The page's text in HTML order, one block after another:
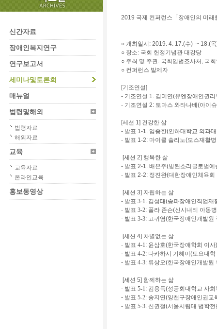
신간자료
장애인복지연구
연구보고서
세미나및토론회
매뉴얼
법령및해외
법령자료
해외자료
교육
교육자료
온라인교육
홍보동영상
2019 국제 컨퍼런스「장애인의 미래
○ 개최일시 : 2019. 4. 17.(수) ~ 18.(
○ 장소: 국회 헌정기념관 대강당
○ 주최 및 주관: 국회입법조사처, 국
○ 컨퍼런스 발제자
[기조연설]
- 기조연설 1: 김미연(유엔장애인권
- 기조연설 2: 토마스 와타나베(아이
[세션 1] 건강한 삶
- 발표 1-1: 임종한(인하대학교 의과
- 발표 1-2: 마이클 솔리노(모스재활
[세션 2] 행복한 삶
- 발표 2-1: 배은주(빛된소리글로벌
- 발표 2-2: 정진완(대한장애인체육
[세션 3] 자립하는 삶
- 발표 3-1: 김성태(송파장애인직업재
- 발표 3-2: 폴라 존슨(신시내티 아동
- 발표 3-3: 고귀염(한국장애인개발원
[세션 4] 차별없는 삶
- 발표 4-1: 윤삼호(한국장애학회 이사)
- 발표 4-2: 다카하시 기헤이(토요대
- 발표 4-3: 류상오(한국장애인개발
[세션 5] 함께하는 삶
- 발표 5-1: 김용득(성공회대학교 사
- 발표 5-2: 송지연(양천구장애인권
- 발표 5-3: 신권철(서울시립대 법학